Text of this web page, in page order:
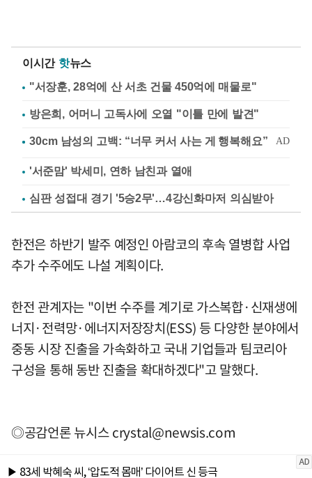
이시간 핫뉴스
"서장훈, 28억에 산 서초 건물 450억에 매물로"
방은희, 어머니 고독사에 오열 "이틀 만에 발견"
'서준맘' 박세미, 연하 남친과 열애
심판 성접대 경기 '5승2무'…4강신화마저 의심받아
한전은 하반기 발주 예정인 아람코의 후속 열병합 사업
추가 수주에도 나설 계획이다.
한전 관계자는 "이번 수주를 계기로 가스복합·신재생에
너지·전력망·에너지저장장치(ESS) 등 다양한 분야에서
중동 시장 진출을 가속화하고 국내 기업들과 팀코리아
구성을 통해 동반 진출을 확대하겠다"고 말했다.
◎공감언론 뉴시스crystal@newsis.com